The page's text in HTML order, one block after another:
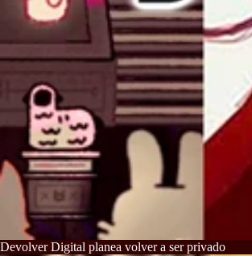
Devolver Digital planea volver a ser privado